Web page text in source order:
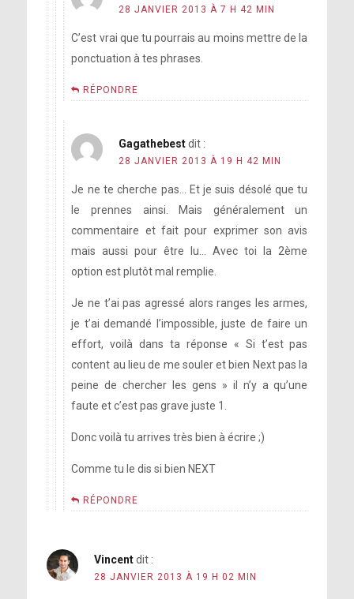
28 JANVIER 2013 À 7 H 42 MIN
C’est vrai que tu pourrais au moins mettre de la
ponctuation à tes phrases.
RÉPONDRE
Gagathebest dit :
28 JANVIER 2013 À 19 H 42 MIN
Je ne te cherche pas… Et je suis désolé que tu
le prennes ainsi. Mais généralement un
commentaire et fait pour exprimer son avis
mais aussi pour être lu… Avec toi la 2ème
option est plutôt mal remplie.
Je ne t’ai pas agressé alors ranges les armes,
je t’ai demandé l’impossible, juste de faire un
effort, voilà dans ta réponse « Si t’est pas
content au lieu de me souler et bien Next pas la
peine de chercher les gens » il n’y a qu’une
faute et c’est pas grave juste 1.
Donc voilà tu arrives très bien à écrire ;)
Comme tu le dis si bien NEXT
RÉPONDRE
Vincent dit :
28 JANVIER 2013 À 19 H 02 MIN